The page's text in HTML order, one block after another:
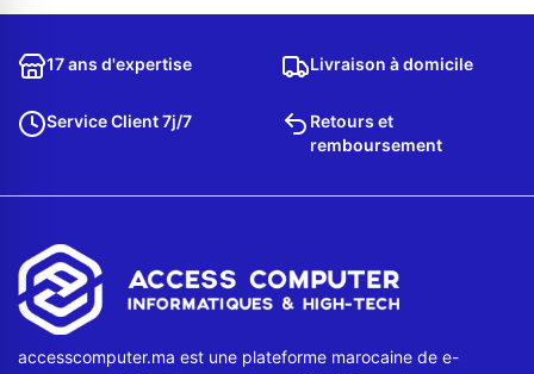
17 ans d'expertise Livraison à domicile
Service Client 7j/7
Retours et
remboursement
accesscomputer.ma est une plateforme marocaine de e-